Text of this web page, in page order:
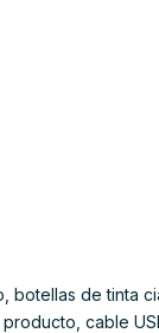
botellas de tinta
cable